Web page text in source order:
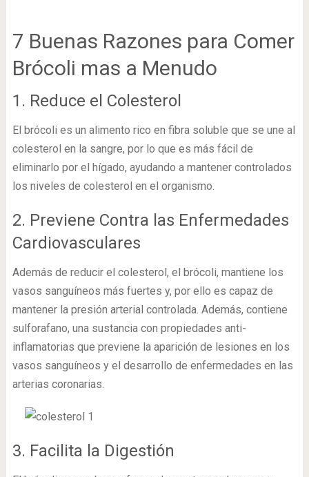
7 Buenas Razones para Comer
Brócoli mas a Menudo
1. Reduce el Colesterol
El brócoli es un alimento rico en fibra soluble que se une al
colesterol en la sangre, por lo que es más fácil de
eliminarlo por el hígado, ayudando a mantener controlados
los niveles de colesterol en el organismo.
2. Previene Contra las Enfermedades
Cardiovasculares
Además de reducir el colesterol, el brócoli, mantiene los
vasos sanguíneos más fuertes y, por ello es capaz de
mantener la presión arterial controlada. Además, contiene
sulforafano, una sustancia con propiedades anti-
inflamatorias que previene la aparición de lesiones en los
vasos sanguíneos y el desarrollo de enfermedades en las
arterias coronarias.
3. Facilita la Digestión